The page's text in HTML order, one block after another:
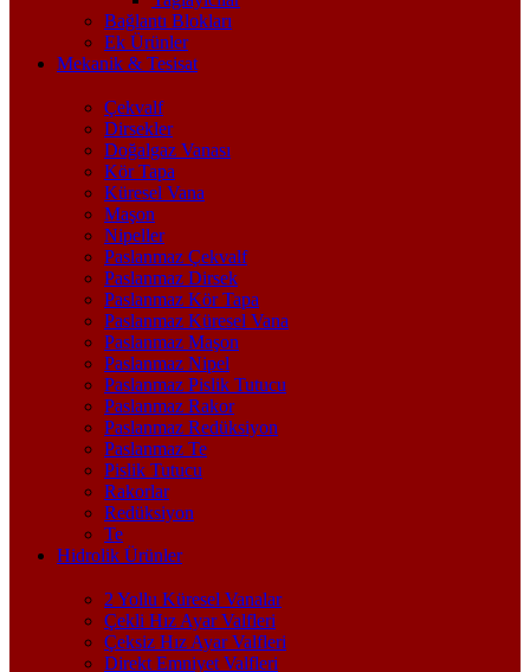
Bağlantı Blokları
Ek Ürünler
Mekanik & Tesisat
Çekvalf
Dirsekler
Doğalgaz Vanası
Kör Tapa
Küresel Vana
Maşon
Nipeller
Paslanmaz Çekvalf
Paslanmaz Dirsek
Paslanmaz Kör Tapa
Paslanmaz Küresel Vana
Paslanmaz Maşon
Paslanmaz Nipel
Paslanmaz Pislik Tutucu
Paslanmaz Rakor
Paslanmaz Redüksiyon
Paslanmaz Te
Pislik Tutucu
Rakorlar
Redüksiyon
Te
Hidrolik Ürünler
2 Yollu Küresel Vanalar
Çekli Hız Ayar Valfleri
Çeksiz Hız Ayar Valfleri
Direkt Emniyet Valfleri